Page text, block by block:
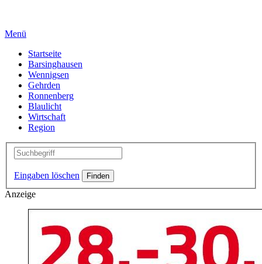
Menü
Startseite
Barsinghausen
Wennigsen
Gehrden
Ronnenberg
Blaulicht
Wirtschaft
Region
Eingaben löschen
Anzeige